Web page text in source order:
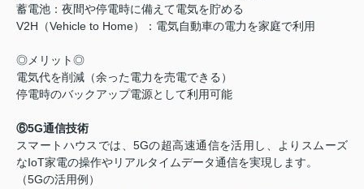
蓄電池：夜間や停電時に備えて電気を貯める
V2H（Vehicle to Home）：電気自動車の電力を家庭で利用
◎メリット◎
電気代を削減（余った電力を売電できる）
停電時のバックアップ電源として利用可能
⑥5G通信技術
スマートハウスでは、5Gの超高速通信を活用し、よりスムーズ
なIoT家電の操作やリアルタイムデータ通信を実現します。
（5Gの活用例）